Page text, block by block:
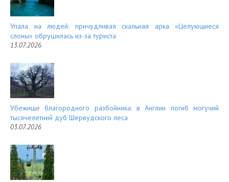
Упала на людей: причудливая скальная арка «Целующиеся
слоны» обрушилась из-за туриста
13.07.2026
Убежище благородного разбойника: в Англии погиб могучий
тысячелетний дуб Шервудского леса
03.07.2026